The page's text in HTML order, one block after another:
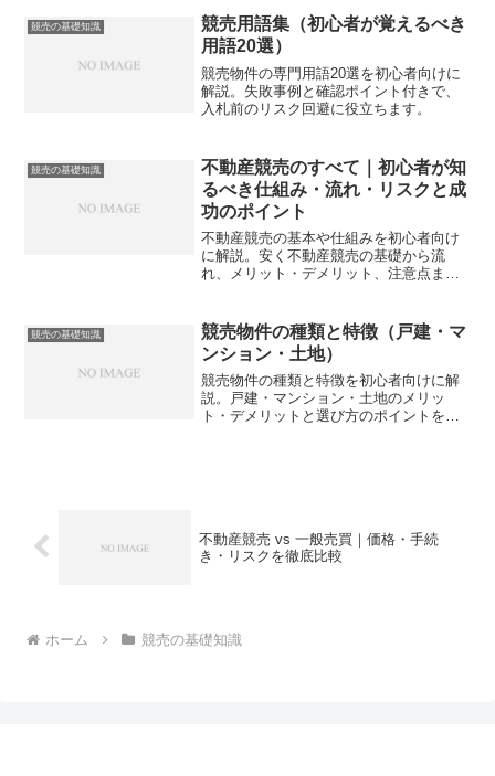
競売の基礎知識
競売用語集（初心者が覚えるべき
用語20選）
競売物件の専門用語20選を初心者向けに
解説。失敗事例と確認ポイント付きで、
入札前のリスク回避に役立ちます。
競売の基礎知識
不動産競売のすべて｜初心者が知
るべき仕組み・流れ・リスクと成
功のポイント
不動産競売の基本や仕組みを初心者向け
に解説。安く不動産競売の基礎から流
れ、メリット・デメリット、注意点まで
トと現況引き渡しなどのリスクをわかり
やすく紹介します。
競売の基礎知識
競売物件の種類と特徴（戸建・マ
ンション・土地）
競売物件の種類と特徴を初心者向けに解
説。戸建・マンション・土地のメリッ
ト・デメリットと選び方のポイントを具
不動産競売 vs 一般売買｜価格・手続
き・リスクを徹底比較
ホーム 競売の基礎知識